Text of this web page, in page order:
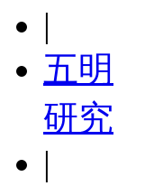
|
五明
研究
|